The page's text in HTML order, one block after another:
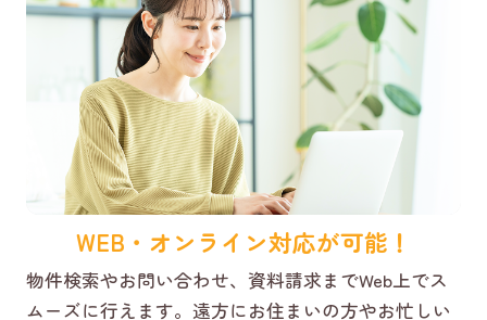
WEB・オンライン対応が可能！
物件検索やお問い合わせ、資料請求までWeb上でス
ムーズに行えます。遠方にお住まいの方やお忙しい